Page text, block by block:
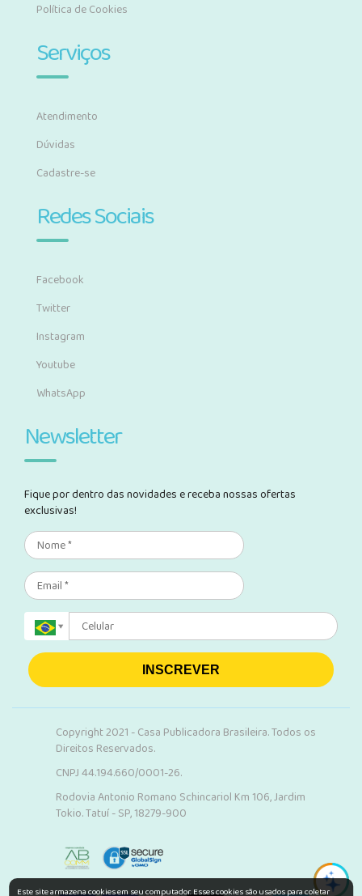
Política de Cookies
Serviços
Atendimento
Dúvidas
Cadastre-se
Redes Sociais
Facebook
Twitter
Instagram
Youtube
WhatsApp
Newsletter
Fique por dentro das novidades e receba nossas ofertas
exclusivas!
INSCREVER
Copyright 2021 - Casa Publicadora Brasileira. Todos os
Direitos Reservados.
CNPJ 44.194.660/0001-26.
Rodovia Antonio Romano Schincariol Km 106, Jardim
Tokio. Tatuí - SP, 18279-900
Este site armazena cookies em seu computador. Esses cookies são usados para coletar